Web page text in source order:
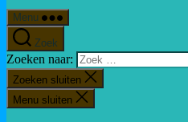
Menu
Zoek
Zoeken naar:
Zoeken sluiten
Menu sluiten